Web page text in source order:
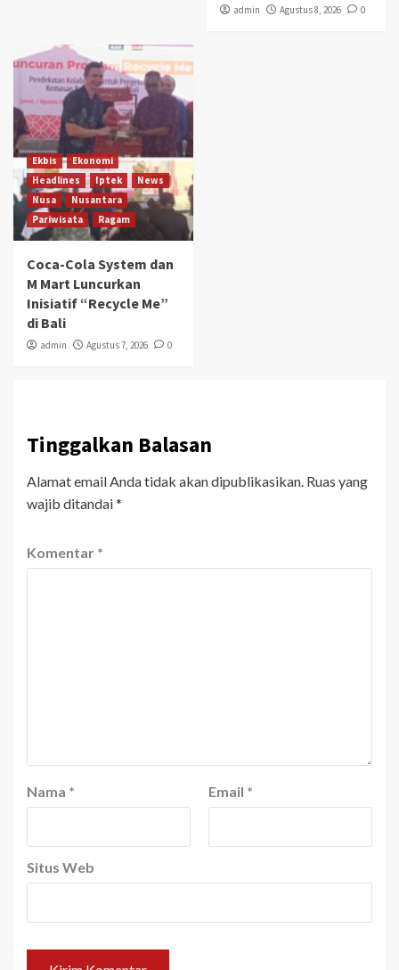
admin Agustus 8, 2026 0
Ekbis
Ekonomi
Headlines
Iptek
News
Nusa
Nusantara
Pariwisata
Ragam
Coca-Cola System dan
M Mart Luncurkan
Inisiatif “Recycle Me”
di Bali
admin Agustus 7, 2026 0
Tinggalkan Balasan
Alamat email Anda tidak akan dipublikasikan. Ruas yang
wajib ditandai*
Komentar *
Nama * Email *
Situs Web